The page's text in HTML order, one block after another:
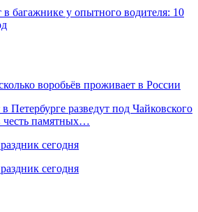
в багажнике у опытного водителя: 10
воробьёв проживает в России
Петербурге разведут под Чайковского
честь памятных…
сегодня
сегодня